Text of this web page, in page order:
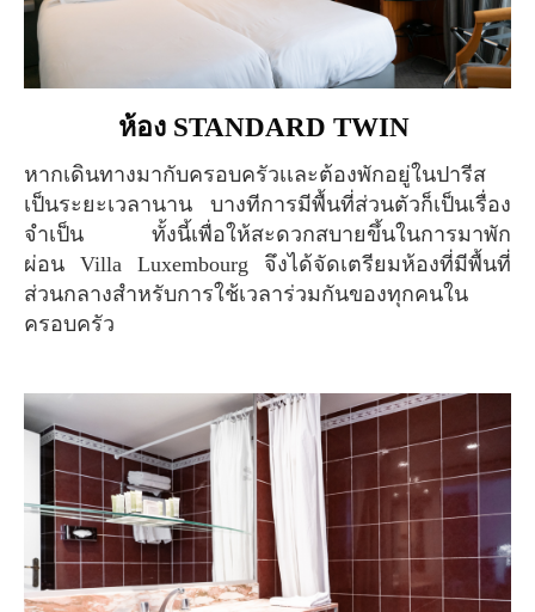
ห้อง STANDARD TWIN
หากเดินทางมากับครอบครัวเเละต้องพักอยู่ในปารีส
เป็นระยะเวลานาน บางทีการมีพื้นที่ส่วนตัวก็เป็นเรื่อง
จำเป็น ทั้งนี้เพื่อให้สะดวกสบายขึ้นในการมาพัก
ผ่อน Villa Luxembourg จึงได้จัดเตรียมห้องที่มีพื้นที่
ส่วนกลางสำหรับการใช้เวลาร่วมกันของทุกคนใน
ครอบครัว